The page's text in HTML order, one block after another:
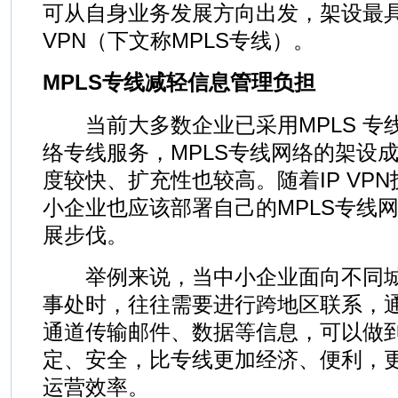
可从自身业务发展方向出发，架设最
VPN（下文称MPLS专线）。
MPLS专线减轻信息管理负担
当前大多数企业已采用MPLS 专
络专线服务，MPLS专线网络的架设
度较快、扩充性也较高。随着IP
小企业也应该部署自己的MPLS专线
展步伐。
举例来说，当中小企业面向不同
事处时，往往需要进行跨地区联系，
通道传输邮件、数据等信息，可以做
定、安全，比专线更加经济、便利，
运营效率。